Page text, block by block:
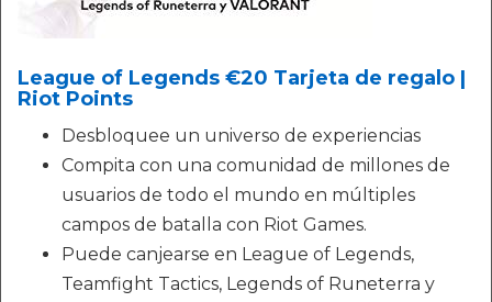
League of Legends €20 Tarjeta de regalo |
Riot Points
Desbloquee un universo de experiencias
Compita con una comunidad de millones de
usuarios de todo el mundo en múltiples
campos de batalla con Riot Games.
Puede canjearse en League of Legends,
Teamfight Tactics, Legends of Runeterra y